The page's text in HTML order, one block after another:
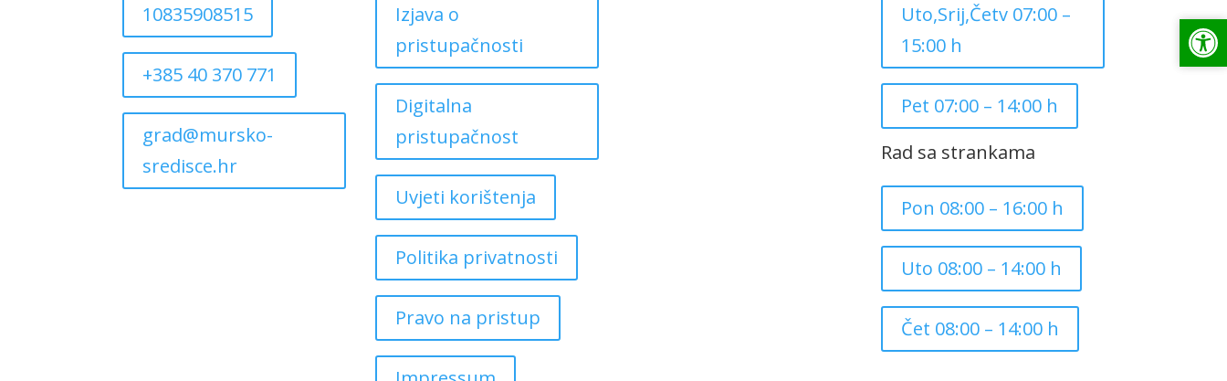
10835908515
+385 40 370 771
grad@mursko-
sredisce.hr
Izjava o
pristupačnosti
Digitalna
pristupačnost
Uvjeti korištenja
Politika privatnosti
Pravo na pristup
Uto,Srij,Četv 07:00 –
15:00 h
Pet 07:00 – 14:00 h
Rad sa strankama
Pon 08:00 – 16:00 h
Uto 08:00 – 14:00 h
Čet 08:00 – 14:00 h